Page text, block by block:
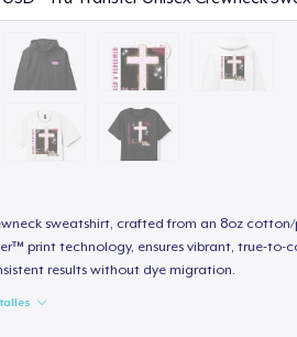
sweatshirt, crafted from an 8oz cotton/
print technology, ensures vibrant, true-to-
results without dye migration.